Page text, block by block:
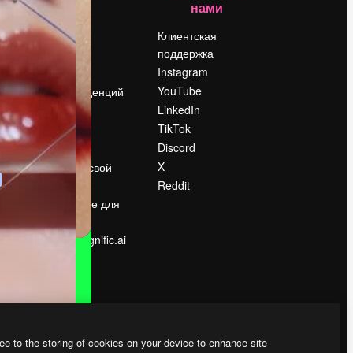
Цены
О нас
Reviews
Вакансии
Поиск тенденций
События
Slidesgo
Продайте свой
Помещение для
Ищете magnific.ai
нами
Клиентская
поддержка
Instagram
YouTube
LinkedIn
TikTok
Discord
X
Reddit
to the storing of cookies on your device to enhance site